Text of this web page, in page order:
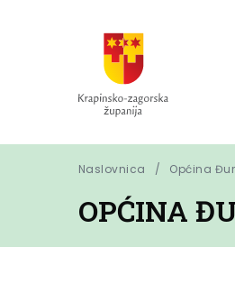
Naslovnica Općina
OPĆINA